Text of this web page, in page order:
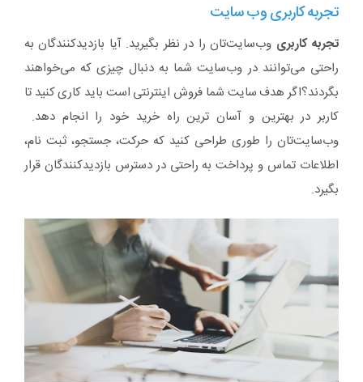
تجربه کاربری وب سایت
تجربه کاربری وب‌سایت‌تان را در نظر بگیرید. آیا بازدیدکنندگان به
راحتی می‌توانند در وب‌سایت شما به دنبال چیزی که می‌خواهند
بگردند؟اگر هدف سایت شما فروش اینترنتی است باید کاری کنید تا
کاربر در بهترین و آسان ترین راه خرید خود را انجام دهد.
وب‌سایت‌تان را طوری طراحی کنید که حرکت، جستجو، ثبت نام،
اطلاعات تماس و پرداخت به راحتی در دسترس بازدیدکنندگان قرار
بگیرد.